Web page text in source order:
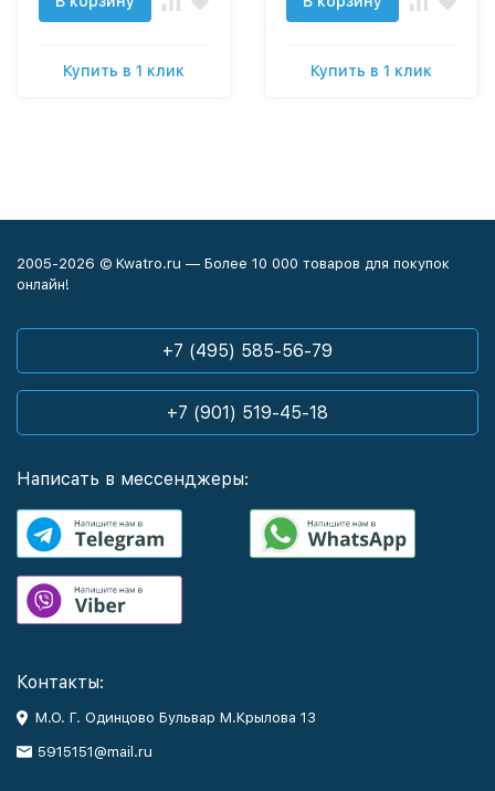
Купить в 1 клик Купить в 1 клик
2005-2026 © Kwatro.ru — Более 10 000 товаров для покупок
онлайн!
+7 (495) 585-56-79
+7 (901) 519-45-18
Написать в мессенджеры:
Контакты:
М.О. Г. Одинцово Бульвар М.Крылова 13
5915151@mail.ru